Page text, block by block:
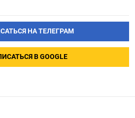
НА ТЕЛЕГРАМ
В GOOGLE